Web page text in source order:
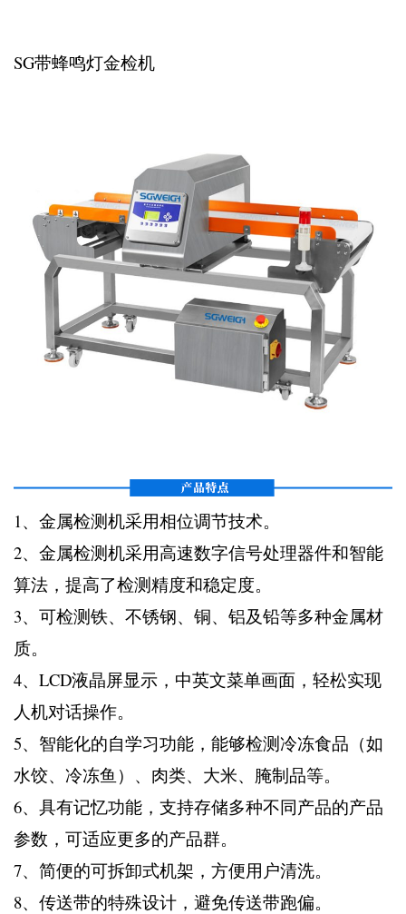
SG带蜂鸣灯金检机
1、金属检测机采用相位调节技术。
2、金属检测机采用高速数字信号处理器件和智能
算法，提高了检测精度和稳定度。
3、可检测铁、不锈钢、铜、铝及铅等多种金属材
质。
4、LCD液晶屏显示，中英文菜单画面，轻松实现
人机对话操作。
5、智能化的自学习功能，能够检测冷冻食品（如
水饺、冷冻鱼）、肉类、大米、腌制品等。
6、具有记忆功能，支持存储多种不同产品的产品
参数，可适应更多的产品群。
7、简便的可拆卸式机架，方便用户清洗。
8、传送带的特殊设计，避免传送带跑偏。